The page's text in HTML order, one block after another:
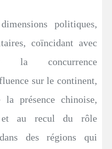
politiques,
coïncidant avec
la concurrence
sur le continent,
présence chinoise,
au recul du rôle
des régions qui